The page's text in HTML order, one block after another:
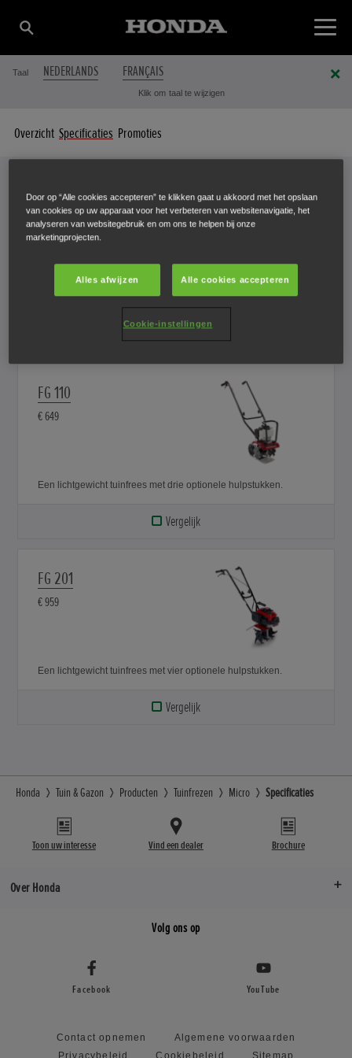
Taal NEDERLANDS FRANÇAIS
Klik om taal te wijzigen
Overzicht Specificaties Promoties
Specificaties
UW FREES IN DETAIL
Selecteer een frees om de specificaties weer te geven.
FG 110
€ 649
Een lichtgewicht tuinfrees met drie optionele hulpstukken.
Vergelijk
FG 201
€ 959
Een lichtgewicht tuinfrees met vier optionele hulpstukken.
Vergelijk
Honda Tuin & Gazon Producten Tuinfrezen Micro Specificaties
Toon uw interesse Vind een dealer Brochure
Over Honda
Volg ons op
Facebook YouTube
Contact opnemen
Algemene voorwaarden
Privacybeleid
Cookiebeleid Sitemap
Door op “Alle cookies accepteren” te klikken gaat u akkoord met het opslaan
van cookies op uw apparaat voor het verbeteren van websitenavigatie, het
analyseren van websitegebruik en om ons te helpen bij onze
marketingprojecten.
Alles afwijzen Alle cookies accepteren
Cookie-instellingen